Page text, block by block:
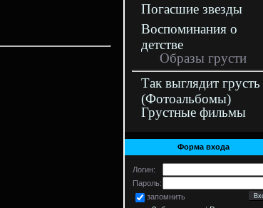
Погасшие звезды
Воспоминания о
детстве
Образы грусти
Так выглядит грусть
(Фотоальбомы)
Грустные фильмы
Форма входа
Логин:
Пароль:
запомнить